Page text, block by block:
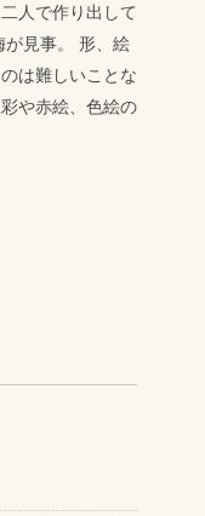
人で作り出して
見事。
形、絵
は難しいことな
や赤絵、色絵の